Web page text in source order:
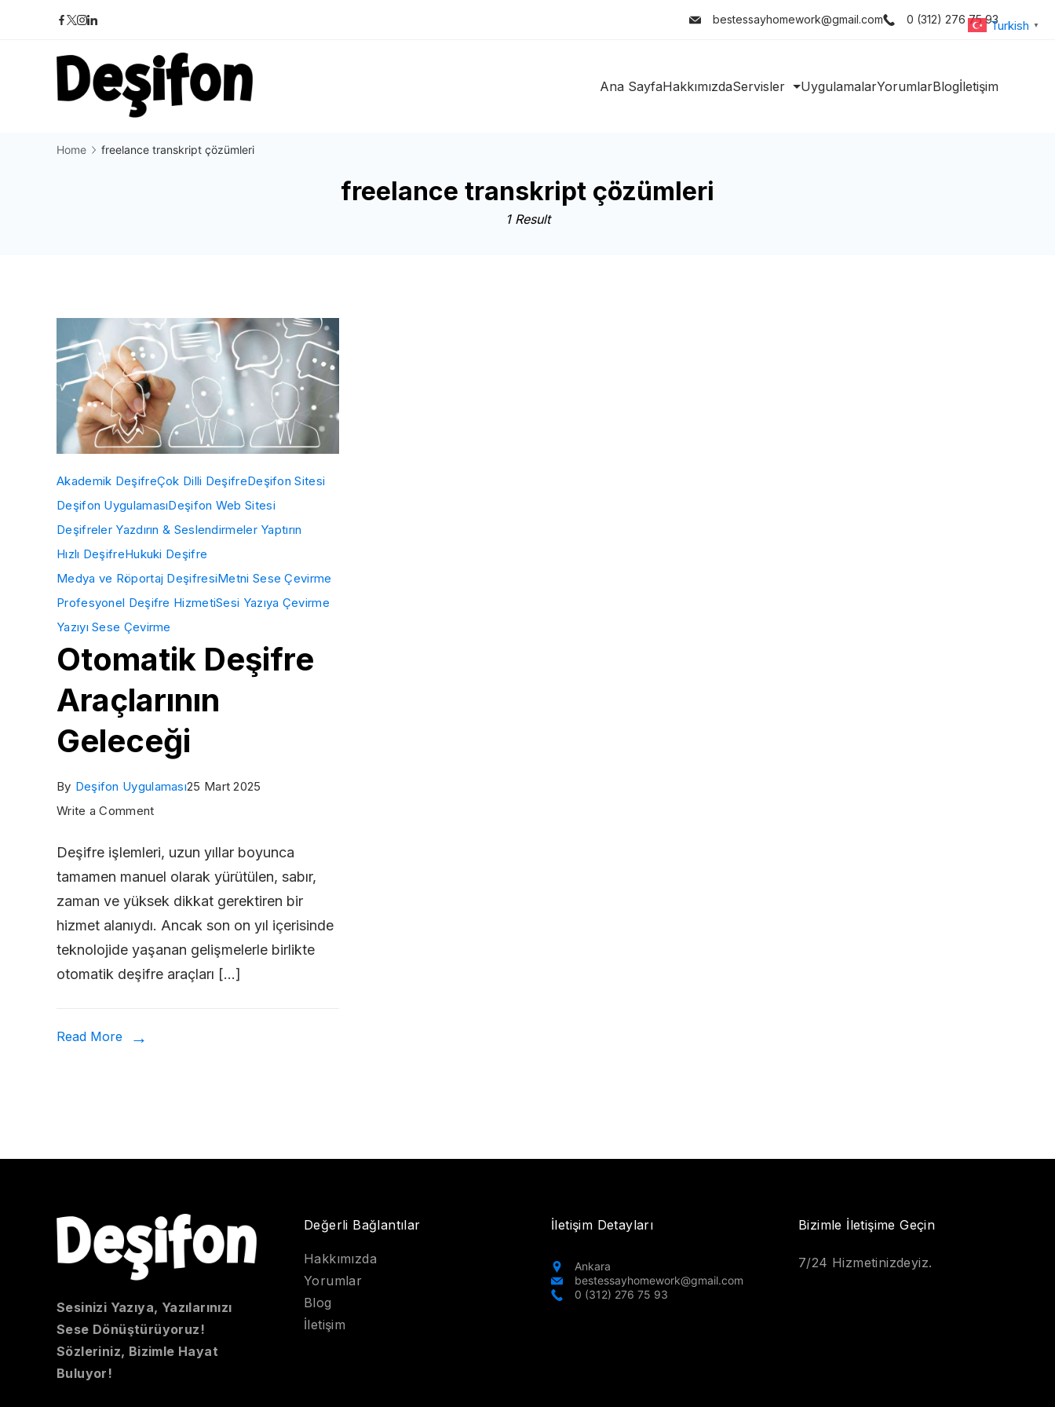
bestessayhomework@gmail.com 0 (312) 276 75 93
Ana SayfaHakkımızdaServisler UygulamalarYorumlarBlogİletişim
Home freelance transkript çözümleri
freelance transkript çözümleri
1 Result
Akademik DeşifreÇok Dilli DeşifreDeşifon Sitesi
Deşifon UygulamasıDeşifon Web Sitesi
Deşifreler Yazdırın & Seslendirmeler Yaptırın
Hızlı DeşifreHukuki Deşifre
Medya ve Röportaj DeşifresiMetni Sese Çevirme
Profesyonel Deşifre HizmetiSesi Yazıya Çevirme
Yazıyı Sese Çevirme
Otomatik Deşifre
Araçlarının
Geleceği
By Deşifon Uygulaması25 Mart 2025
Write a Commenton
Deşifre
Araçlarının
Geleceği
Deşifre işlemleri, uzun yıllar boyunca
tamamen manuel olarak yürütülen, sabır,
zaman ve yüksek dikkat gerektiren bir
hizmet alanıydı. Ancak son on yıl içerisinde
teknolojide yaşanan gelişmelerle birlikte
otomatik deşifre araçları […]
Read More
Sesinizi Yazıya, Yazılarınızı
Sese Dönüştürüyoruz!
Sözleriniz, Bizimle Hayat
Buluyor!
Değerli Bağlantılar
Hakkımızda
Yorumlar
Blog
İletişim
İletişim Detayları
Ankara
bestessayhomework@gmail.com
0 (312) 276 75 93
Bizimle İletişime Geçin
7/24 Hizmetinizdeyiz.
Turkish ▼